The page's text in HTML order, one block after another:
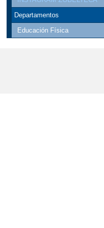
Departamentos
Educación Física